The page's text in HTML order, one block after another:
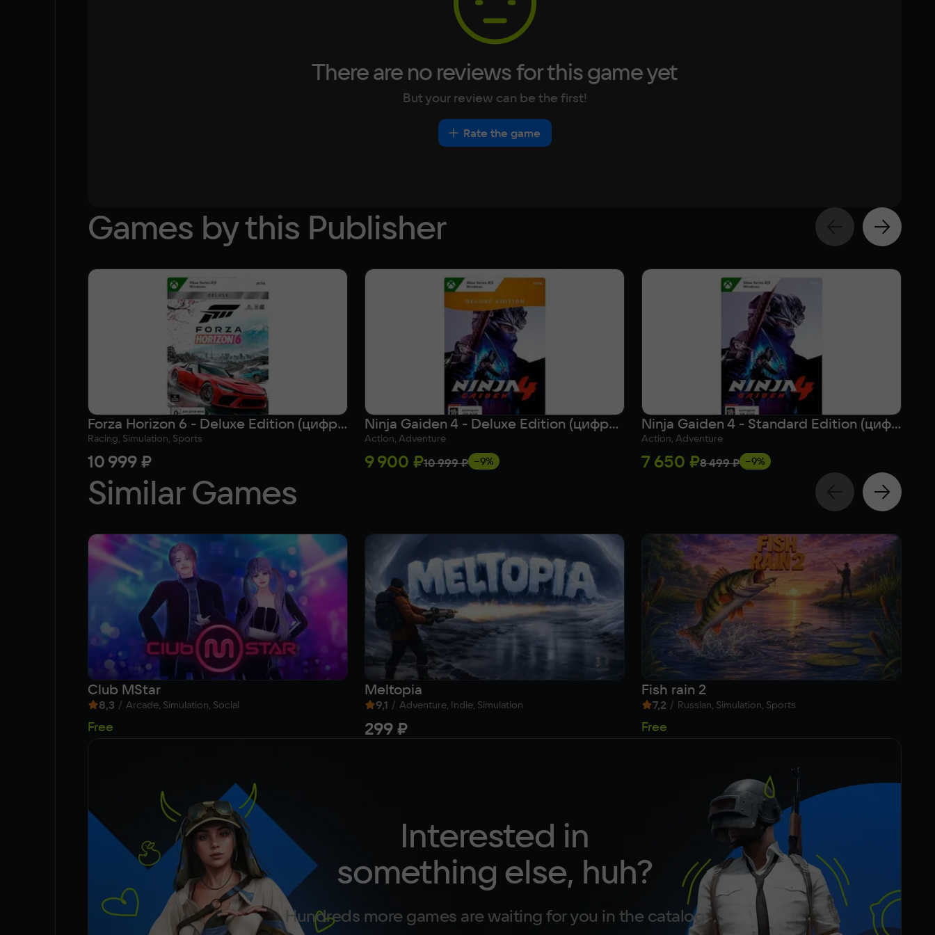
There are no reviews for this game yet
But your review can be the first!
Rate the game
Games by this Publisher
Forza Horizon 6 - Deluxe Edition (цифровая версия) (Xbox Series X|S + Windows) (WW)
Racing, Simulation, Sports
10 999 ₽
Ninja Gaiden 4 - Deluxe Edition (цифровая версия) (Xbox Series X|S + Windows) (WW)
Action, Adventure
9 900 ₽10 999 ₽ −9%
Ninja Gaiden 4 - Standard Edition (цифровая версия) (Xbox Series X|S + Windows) (WW)
Action, Adventure
7 650 ₽8 499 ₽ −9%
Similar Games
Club MStar
8,3 / Arcade, Simulation, Social
Free
Meltopia
9,1 / Adventure, Indie, Simulation
299 ₽
Fish rain 2
7,2 / Russian, Simulation, Sports
Free
Interested in
something else, huh?
Hundreds more games are waiting for you in the catalog